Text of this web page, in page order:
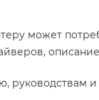
может
руководствам